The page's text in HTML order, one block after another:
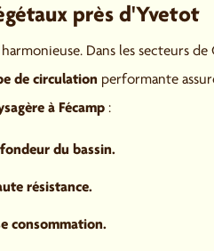
près d'Yvetot
Dans les secteurs
de circulation performante
à Fécamp :
du bassin.
résistance.
consommation.